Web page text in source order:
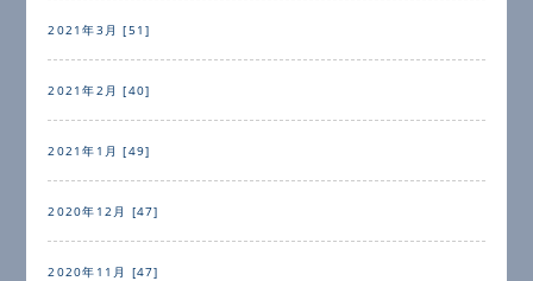
2021年3月 [51]
2021年2月 [40]
2021年1月 [49]
2020年12月 [47]
2020年11月 [47]